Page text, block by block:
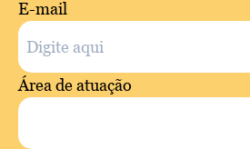
E-mail
Área de atuação